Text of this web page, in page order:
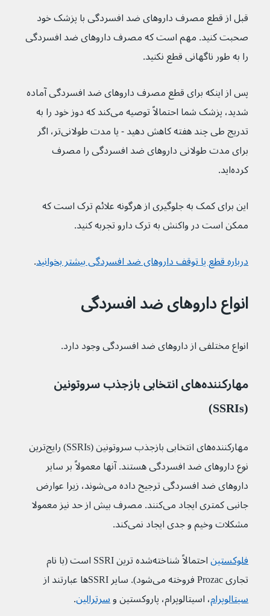
قبل از قطع مصرف داروهای ضد افسردگی با پزشک خود
صحبت کنید. مهم است که مصرف داروهای ضد افسردگی
را به طور ناگهانی قطع نکنید.
پس از اینکه برای قطع مصرف داروهای ضد افسردگی آماده
شدید، پزشک شما احتمالاً توصیه می‌کند که دوز خود را به
تدریج طی چند هفته کاهش دهید - یا مدت طولانی‌تر، اگر
برای مدت طولانی داروهای ضد افسردگی را مصرف
کرده‌اید.
این برای کمک به جلوگیری از هرگونه علائم ترک است که
ممکن است در واکنش به ترک دارو تجربه کنید.
درباره قطع یا توقف داروهای ضد افسردگی بیشتر بخوانید.
انواع داروهای ضد افسردگی
انواع مختلفی از داروهای ضد افسردگی وجود دارد.
مهارکننده‌های انتخابی بازجذب سروتونین
(SSRIs)
مهارکننده‌های انتخابی بازجذب سروتونین (SSRIs) رایج‌ترین
نوع داروهای ضد افسردگی هستند. آنها معمولاً بر سایر
داروهای ضد افسردگی ترجیح داده می‌شوند، زیرا عوارض
جانبی کمتری ایجاد می‌کنند. مصرف بیش از حد نیز معمولا
مشکلات وخیم و جدی ایجاد نمی‌کند.
فلوکستین احتمالاً شناخته‌شده
ترین SSRI است (با نام
تجاری Prozac فروخته می‌شود). سایر SSRI‌ها عبارتند از
سیتالوپرام، اسیتالوپرام، پاروکستین و سرترالین.